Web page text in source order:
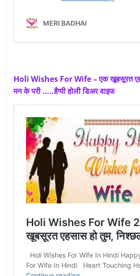
Holi Wishes For Wife – एक खूबसूरत
मन के परी …..हैप्पी होली डिअर वाइफ